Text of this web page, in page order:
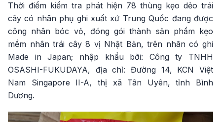
Thời điểm kiểm tra phát hiện 78 thùng kẹo dẻo trái
cây có nhãn phụ ghi xuất xứ Trung Quốc đang được
công nhân bóc vỏ, đóng gói thành sản phẩm kẹo
mềm nhân trái cây 8 vị Nhật Bản, trên nhãn có ghi
Made in Japan; nhập khẩu bởi: Công ty TNHH
OSASHI-FUKUDAYA, địa chỉ: Đường 14, KCN Việt
Nam Singapore II-A, thị xã Tân Uyên, tỉnh Bình
Dương.